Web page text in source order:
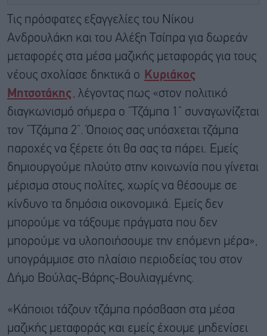
Τις πρόσφατες εξαγγελίες του Νίκου
Ανδρουλάκη και του Αλέξη Τσίπρα για δωρεάν
μεταφορές στα μέσα μαζικής μεταφοράς για τους
νέους σχολίασε δηκτικά ο
Κυριάκος
Μητσοτάκης
, λέγοντας πως «στον πολιτικό
διαγκωνισμό σήμερα ο ”Τζάμπα 1” συναγωνίζεται
τον ”Τζάμπα 2”. Όποιος σας υπόσχεται τζάμπα
παροχές να ξέρετε ότι θα σας τα πάρει. Εμείς
δημιουργούμε πλούτο στην κοινωνία που γίνεται
μέρισμα στους πολίτες, χωρίς να θέσουμε σε
κίνδυνο τα δημόσια οικονομικά. Εμείς δεν
μπορούμε να τάξουμε πράγματα που δεν
μπορούμε να υλοποιήσουμε την επόμενη μέρα»,
υπογράμμισε στο πλαίσιο περιοδείας του στον
Δήμο Βούλας-Βάρης-Βουλιαγμένης.
«Κάποιοι τάζουν τζάμπα πρόσβαση στα μέσα
μαζικής μεταφοράς και εμείς έχουμε μηδενίσει